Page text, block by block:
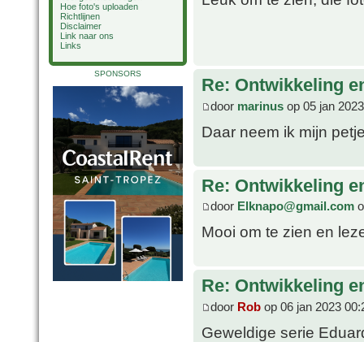
Hoe foto's uploaden
Richtlijnen
Disclaimer
Link naar ons
Links
SPONSORS
Re: Ontwikkeling
door marinus op 05 jan
Daar neem ik mijn
Re: Ontwikkeling
door Elknapo@gmail.com
Mooi om te zien en
Re: Ontwikkeling
door Rob op 06 jan 2023
Geweldige serie